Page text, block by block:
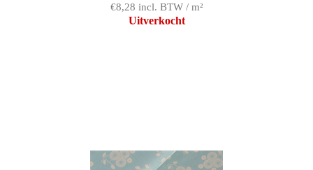
€8,28 incl. BTW / m²
Uitverkocht